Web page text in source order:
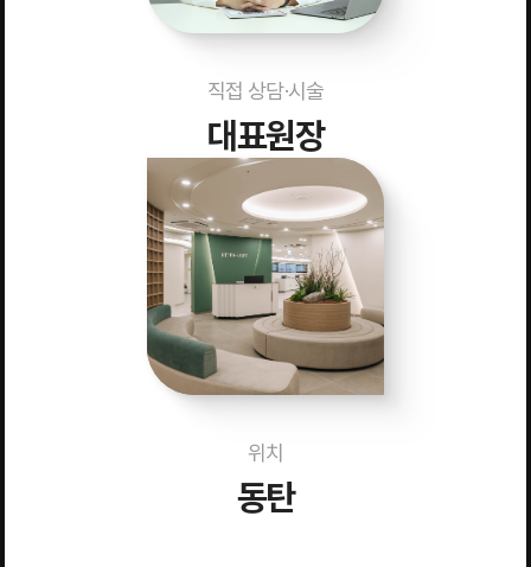
직접 상담·시술
대표원장
위치
동탄